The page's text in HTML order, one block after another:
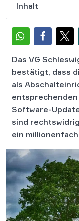
Inhalt
Das VG
bestätigt, dass
als
Software-
sind
ein